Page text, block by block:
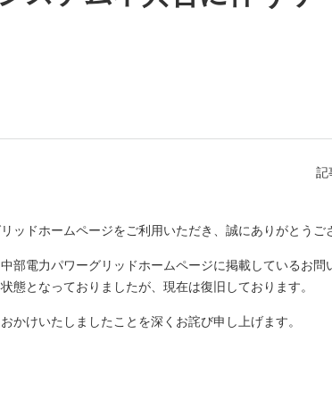
記
ッドホームページをご利用いただき、誠にありがとうご
部電力パワーグリッドホームページに掲載しているお
態となっておりましたが、現在は復旧しております。
かけいたしましたことを深くお詫び申し上げます。